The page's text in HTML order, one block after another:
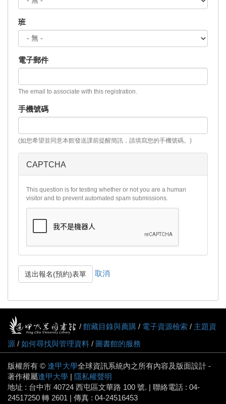
班
電子郵件
The email to associate with this registration.
手機號碼
(如您希望並同意本館發送課前提醒簡訊，請填寫您的手機號碼。)
CAPTCHA
This question is for testing whether or not you are a human
visitor and to prevent automated spam submissions.
送出報名(預約)表單 取消
/ 館藏目錄與薦購 / 電子資源檢索 / 主題資
源 / 如何尋找與管理資料 / 圖書館的服務
版權所有 © 逢甲大學全球資訊系統內之所有內容及版面設計 -
著作權屬逢甲大學 | 隱私權聲明
地址 : 台中市 40724 西屯區文華路 100 號. | 聯絡電話 : 04-
24517250 轉 2601 | 傳真 : 04-24516453